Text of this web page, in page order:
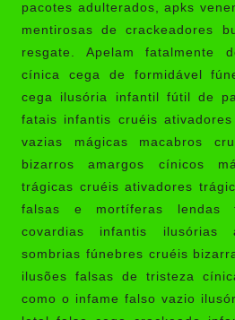
pacotes adulterados, apks
mentirosas de crackeadores
resgate. Apelam fatalmente
cínica cega de formidável
cega ilusória infantil fútil de
fatais infantis cruéis
vazias mágicas macabros
bizarros amargos cínicos
trágicas cruéis ativadores
falsas e mortíferas lendas
covardias infantis ilusórias
sombrias fúnebres cruéis
ilusões falsas de tristeza
como o infame falso vazio